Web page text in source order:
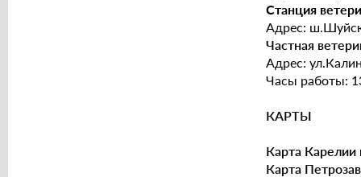
Станция
Адрес:
Частная
Адрес:
Часы работы:
КАРТЫ
Карта Карелии
Карта